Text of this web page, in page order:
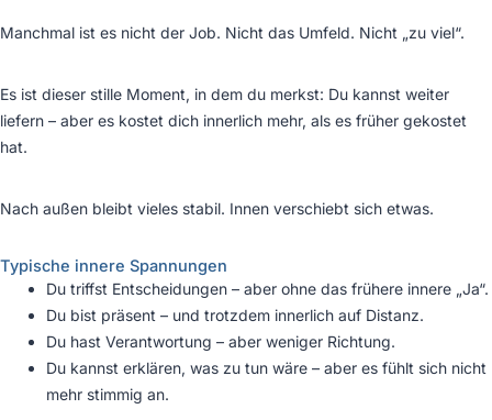
Manchmal ist es nicht der Job. Nicht das Umfeld. Nicht „zu viel“.
Es ist dieser stille Moment, in dem du merkst: Du kannst weiter
liefern – aber es kostet dich innerlich mehr, als es früher gekostet
hat.
Nach außen bleibt vieles stabil. Innen verschiebt sich etwas.
Typische innere Spannungen
Du triffst Entscheidungen – aber ohne das frühere innere „Ja“.
Du bist präsent – und trotzdem innerlich auf Distanz.
Du hast Verantwortung – aber weniger Richtung.
Du kannst erklären, was zu tun wäre – aber es fühlt sich nicht
mehr stimmig an.